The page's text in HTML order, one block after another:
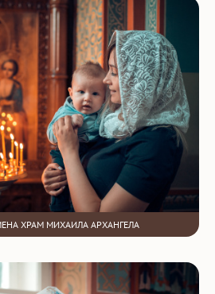
ХРАМ МИХАИЛА АРХАНГЕЛА